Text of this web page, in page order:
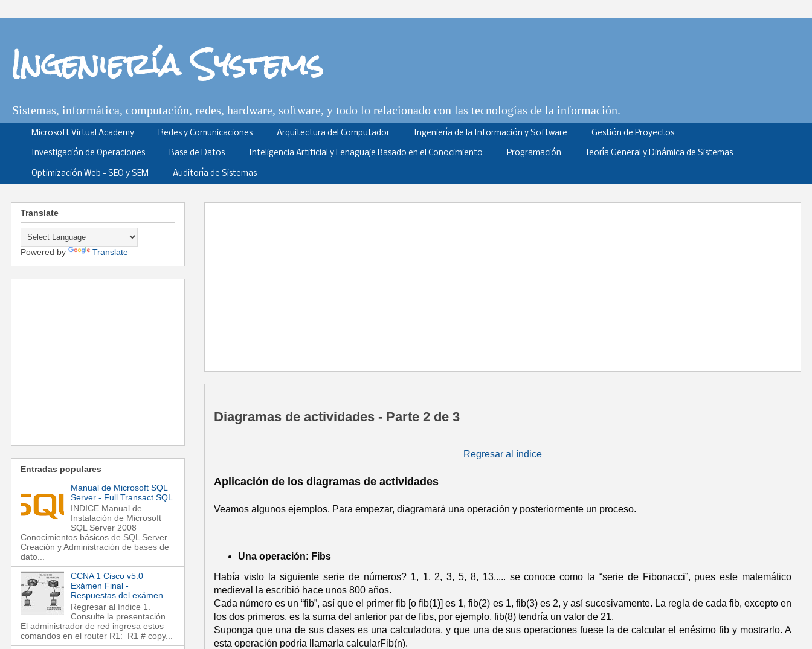
Ingeniería Systems
Sistemas, informática, computación, redes, hardware, software, y todo lo relacionado con las tecnologías de la información.
Microsoft Virtual Academy Redes y Comunicaciones Arquitectura del Computador Ingeniería de la Información y Software Gestión de Proyectos
Investigación de Operaciones Base de Datos Inteligencia Artificial y Lenaguaje Basado en el Conocimiento Programación Teoría General y Dinámica de Sistemas
Optimización Web - SEO y SEM Auditoría de Sistemas
Diagramas de actividades - Parte 2 de 3
Regresar al índice
Aplicación de los diagramas de actividades
Veamos algunos ejemplos. Para empezar, diagramará una operación y posteriormente un proceso.
Una operación: Fibs
Había visto la siguiente serie de números? 1, 1, 2, 3, 5, 8, 13,.... se conoce como la “serie de Fibonacci”, pues este matemático
medieval la escribió hace unos 800 años.
Cada número es un “fib”, así que el primer fib [o fib(1)] es 1, fib(2) es 1, fib(3) es 2, y así sucesivamente. La regla de cada fib, excepto en
los dos primeros, es la suma del anterior par de fibs, por ejemplo, fib(8) tendría un valor de 21.
Suponga que una de sus clases es una calculadora, y que una de sus operaciones fuese la de calcular el enésimo fib y mostrarlo. A
esta operación podría llamarla calcularFib(n).
Translate
Powered by Translate
Entradas populares
Manual de Microsoft SQL
Server - Full Transact SQL
INDICE Manual de
Instalación de Microsoft
SQL Server 2008
Conocimientos básicos de SQL Server
Creación y Administración de bases de
dato...
CCNA 1 Cisco v5.0
Exámen Final -
Respuestas del exámen
Regresar al índice 1.
Consulte la presentación.
El administrador de red ingresa estos
comandos en el router R1: R1 # copy...